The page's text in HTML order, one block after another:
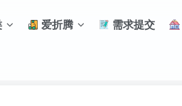
爱折腾 需求提交